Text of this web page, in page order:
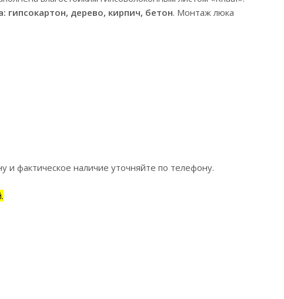
дерево, кирпич, бетон. Монтаж люка
фактическое наличие уточняйте по телефону.